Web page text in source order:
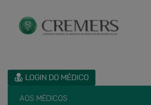
AOS MÉDICOS